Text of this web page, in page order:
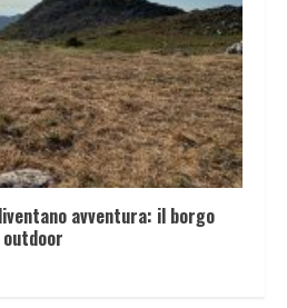
avventura: il borgo